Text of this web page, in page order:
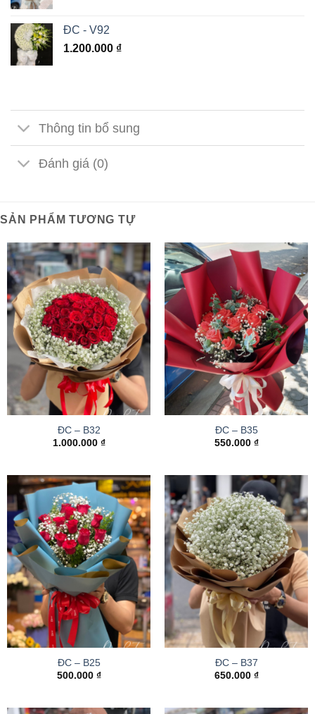
ĐC - V92
1.200.000 ₫
Thông tin bổ sung
Đánh giá (0)
SẢN PHẨM TƯƠNG TỰ
ĐC – B32
1.000.000 ₫
ĐC – B35
550.000 ₫
ĐC – B25
500.000 ₫
ĐC – B37
650.000 ₫